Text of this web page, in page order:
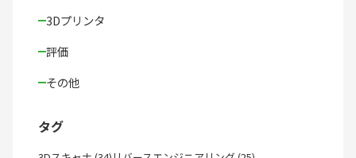
3Dプリンタ
評価
その他
タグ